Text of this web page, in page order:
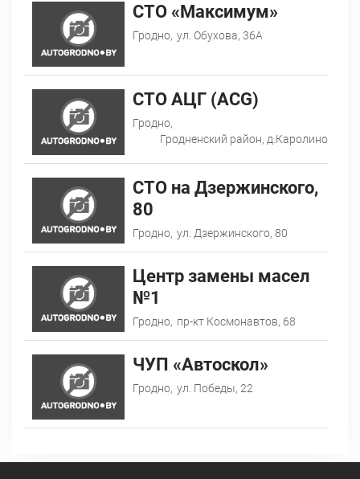
СТО «Максимум»
Гродно, ул. Обухова, 36А
СТО АЦГ (ACG)
Гродно,
Гродненский район, д.Каролино
СТО на Дзержинского,
80
Гродно, ул. Дзержинского, 80
Центр замены масел
№1
Гродно, пр-кт Космонавтов, 68
ЧУП «Автоскол»
Гродно, ул. Победы, 22